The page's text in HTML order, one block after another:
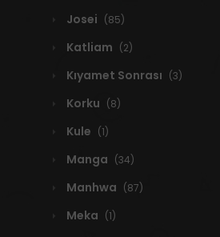
Josei (85)
Katliam (2)
Kıyamet Sonrası (3)
Korku (8)
Kule (1)
Manga (34)
Manhwa (87)
Meka (1)